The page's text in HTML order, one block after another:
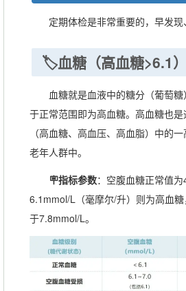
定期体检是非常重要的，早发现
🏷️血糖（高血糖>6.1）
血糖就是血液中的糖分（葡萄
于正常范围即为高血糖。高血糖也是
（高血糖、高血压、高血脂）中的
老年人群中。
🪧指标参数：空腹血糖正常值
6.1mmol/L（毫摩尔/升）则为高血
于7.8mmol/L。